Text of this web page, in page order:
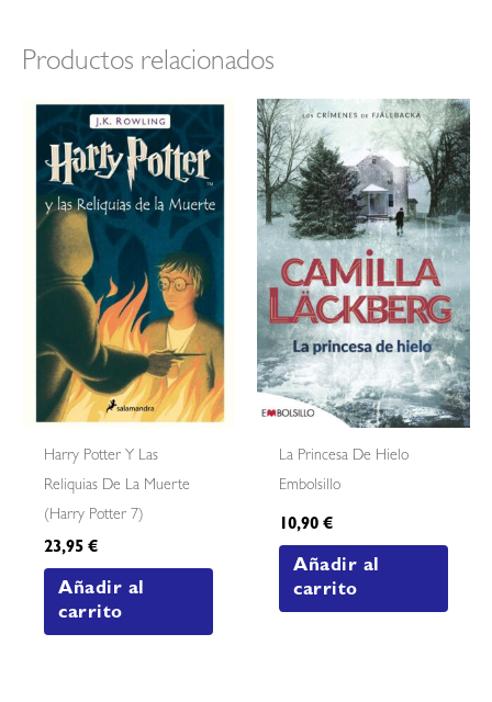
Productos relacionados
Harry Potter Y Las
Reliquias De La Muerte
(harry Potter 7)
23,95€
Añadir al
carrito
La Princesa De Hielo
Embolsillo
10,90€
Añadir al
carrito